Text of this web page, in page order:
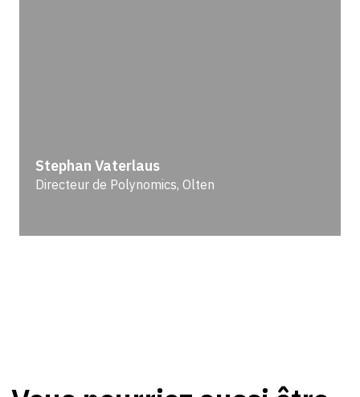
Stephan Vaterlaus
Directeur de Polynomics, Olten